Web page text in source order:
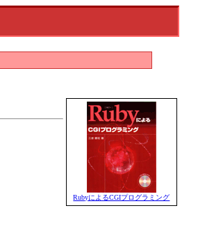
RubyによるCGIプログラミング